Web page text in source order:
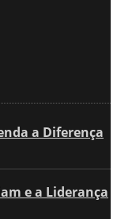
a Diferença
e a Liderança